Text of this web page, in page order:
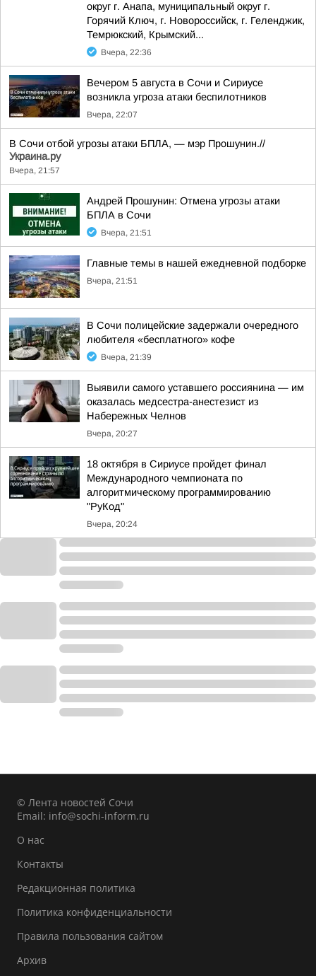
округ г. Анапа, муниципальный округ г.
Горячий Ключ, г. Новороссийск, г. Геленджик,
Темрюкский, Крымский...
Вчера, 22:36
Вечером 5 августа в Сочи и Сириусе
возникла угроза атаки беспилотников
Вчера, 22:07
В Сочи отбой угрозы атаки БПЛА, — мэр Прошунин.//
Украина.ру
Вчера, 21:57
Андрей Прошунин: Отмена угрозы атаки
БПЛА в Сочи
Вчера, 21:51
Главные темы в нашей ежедневной подборке
Вчера, 21:51
В Сочи полицейские задержали очередного
любителя «бесплатного» кофе
Вчера, 21:39
Выявили самого уставшего россиянина — им
оказалась медсестра-анестезист из
Набережных Челнов
Вчера, 20:27
18 октября в Сириусе пройдет финал
Международного чемпионата по
алгоритмическому программированию
"РуКод"
Вчера, 20:24
© Лента новостей Сочи
Email: info@sochi-inform.ru
О нас
Контакты
Редакционная политика
Политика конфиденциальности
Правила пользования сайтом
Архив